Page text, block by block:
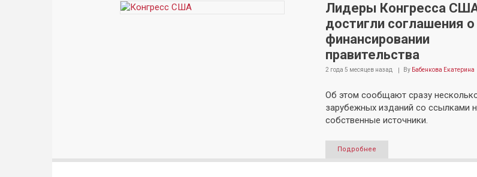
Лидеры Конгресса
достигли соглашения о
финансировании
правительства
2 года 5 месяцевназад By Бабенкова Екатерина
Об этом сообщают сразу
зарубежных изданий со ссылками
собственные источники.
Подробнее